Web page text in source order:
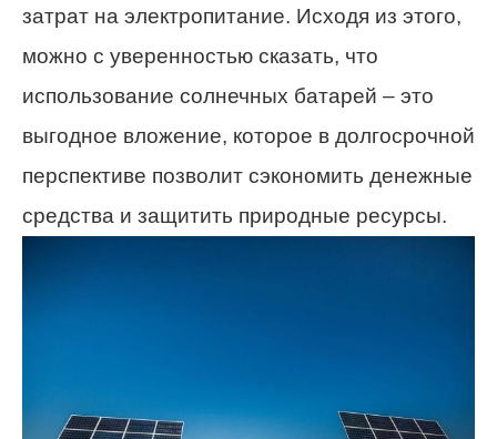
затрат на электропитание. Исходя из этого,
можно с уверенностью сказать, что
использование солнечных батарей – это
выгодное вложение, которое в долгосрочной
перспективе позволит сэкономить денежные
средства и защитить природные ресурсы.